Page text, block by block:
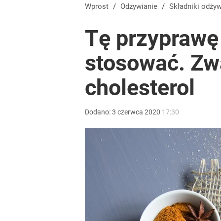
Trzymasz dietę, a waga stoi? Dietetyczka
Jedz ten makaron i chudnij. Zobacz 3 rodzaje,
Tyle samo kalorii i tyle samo kroków. Jedna
Wprost / Odżywianie / Składniki
Tę
stosować.
cholesterol
Dodano:3 czerwca 2020 17:30